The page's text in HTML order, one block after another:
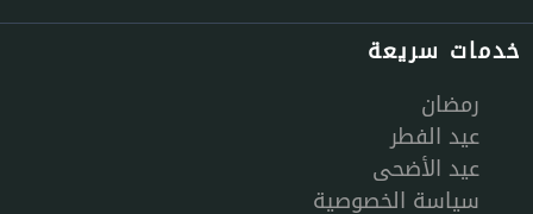
خدمات سريعة
رمضان
عيد الفطر
عيد الأضحى
سياسة الخصوصية